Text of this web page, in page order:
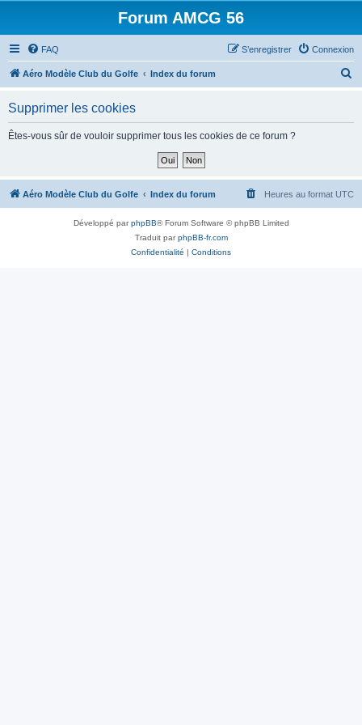
Forum AMCG 56
FAQ Connexion
S’enregistrer
Aéro Modèle Club du Golfe Index du forum
h
Supprimer les cookies
Êtes-vous sûr de vouloir supprimer tous les cookies de ce forum ?
Aéro Modèle Club du Golfe Index du forum Heures au format UTC
Développé parphpBB® Forum Software © phpBB Limited
Traduit parphpBB-fr.com
Confidentialité | Conditions